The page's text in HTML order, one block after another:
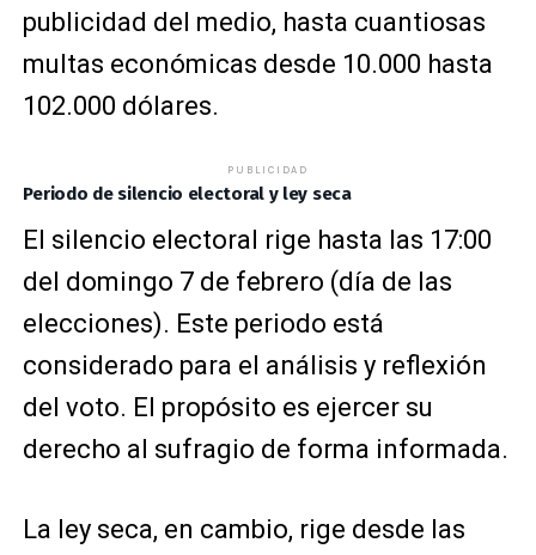
publicidad del medio, hasta cuantiosas
multas económicas desde 10.000 hasta
102.000 dólares.
PUBLICIDAD
Periodo de silencio electoral y ley seca
El silencio electoral rige hasta las 17:00
del domingo 7 de febrero (día de las
elecciones). Este periodo está
considerado para el análisis y reflexión
del voto. El propósito es ejercer su
derecho al sufragio de forma informada.
La ley seca, en cambio, rige desde las